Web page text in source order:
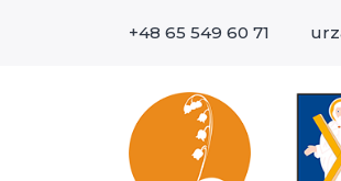
+48 65 549 60 71